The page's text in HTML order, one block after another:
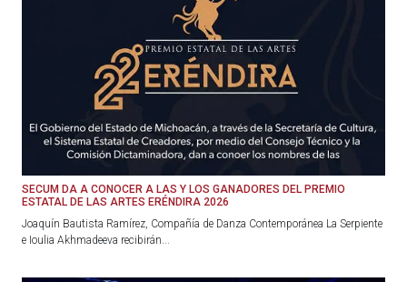
SECUM DA A CONOCER A LAS Y LOS GANADORES DEL PREMIO
ESTATAL DE LAS ARTES ERÉNDIRA 2026
Joaquín Bautista Ramírez, Compañía de Danza Contemporánea La Serpiente
e Ioulia Akhmadeeva recibirán...